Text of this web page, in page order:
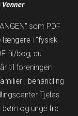
som PDF
længere i "fysisk
fil/bog, du
til foreningen
i behandling
Tjeles
og unge fra